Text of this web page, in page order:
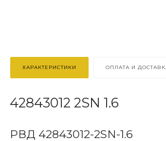
ХАРАКТЕРИСТИКИ ОПЛАТА И
42843012 2SN 1.6
РВД 42843012-2SN-1.6